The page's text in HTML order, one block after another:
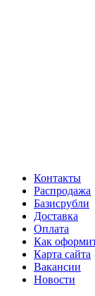
Контакты
Распродажа
Базисрубли
Доставка
Оплата
Как
Карта сайта
Вакансии
Новости